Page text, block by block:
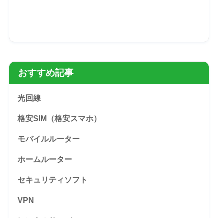
おすすめ記事
光回線
格安SIM（格安スマホ）
モバイルルーター
ホームルーター
セキュリティソフト
VPN